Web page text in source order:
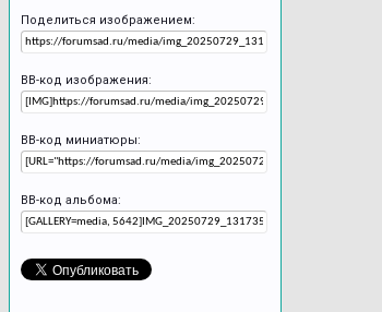
Поделиться изображением:
BB-код изображения:
BB-код миниатюры:
BB-код альбома: